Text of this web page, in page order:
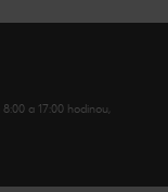
a 17:00 hodinou,